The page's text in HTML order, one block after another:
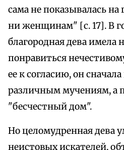
сама не показывалась
ни женщинам" [с. 17]. В
благородная дева имела
понравиться
ее к согласию, он сначала
различным мучениям, а
"бесчестный дом".
Но целомудренная дева
неистовых искателей,